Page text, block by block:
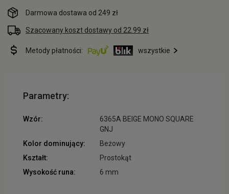
Darmowa dostawa od 249 zł
Szacowany koszt dostawy od 22.99 zł
Metody płatności: wszystkie
Parametry:
Wzór:
6365A BEIGE MONO SQUARE
GNJ
Kolor dominujący:
Beżowy
Kształt:
Prostokąt
Wysokość runa:
6 mm